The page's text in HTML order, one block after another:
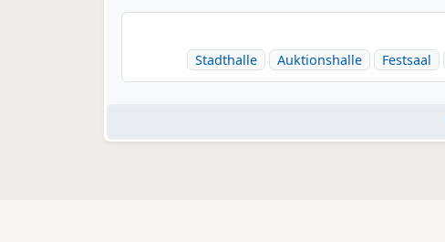
Stadthalle Auktionshalle Festsaal